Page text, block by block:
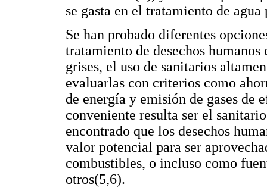
se gasta en el tratamiento de
Se han probado diferentes
tratamiento de desechos
grises, el uso de sanitarios
evaluarlas con criterios como
de energía y emisión de gases de
conveniente resulta ser el
encontrado que los desechos
valor potencial para ser
combustibles, o incluso como
otros(5,6).